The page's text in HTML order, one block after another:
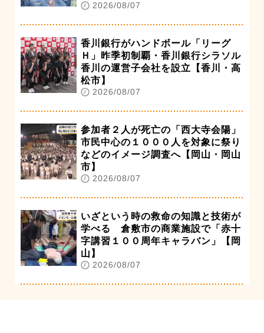
2026/08/07
香川銀行がハンドボール「リーグ
Ｈ」昨季初制覇・香川銀行シラソル
香川の運営子会社を設立【香川・高
松市】
2026/08/07
参加者２人が死亡の「西大寺会陽」
市民中心の１０００人を対象に祭り
などのイメージ調査へ【岡山・岡山
市】
2026/08/07
いざという時の救命の知識と技術が
学べる 倉敷市の商業施設で「赤十
字講習１００周年キャラバン」【岡
山】
2026/08/07